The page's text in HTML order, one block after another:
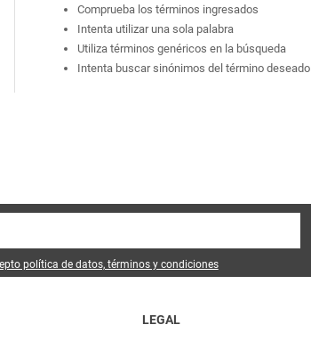
Comprueba los términos ingresados
Intenta utilizar una sola palabra
Utiliza términos genéricos en la búsqueda
Intenta buscar sinónimos del término deseado
política de datos, términos y condiciones
LEGAL